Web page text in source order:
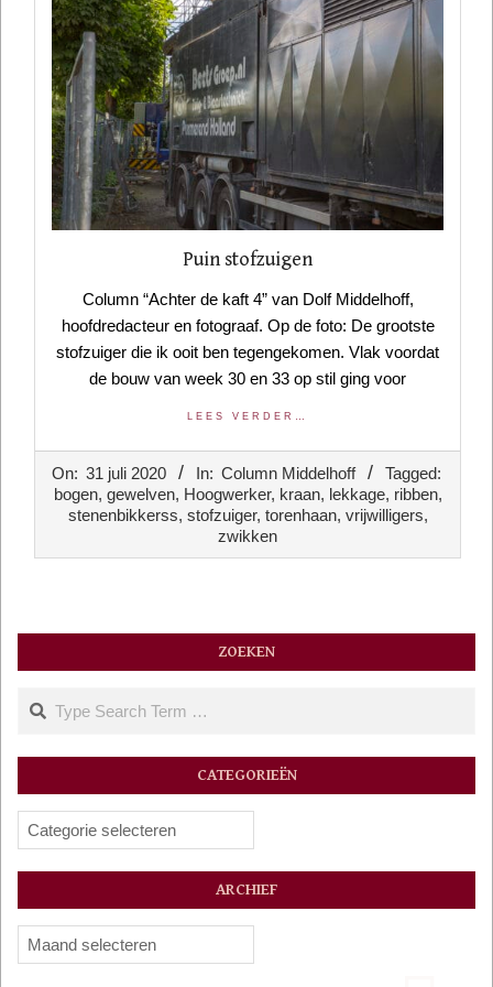
Puin stofzuigen
Column “Achter de kaft 4” van Dolf Middelhoff,
hoofdredacteur en fotograaf. Op de foto: De grootste
stofzuiger die ik ooit ben tegengekomen. Vlak voordat
de bouw van week 30 en 33 op stil ging voor
LEES VERDER…
07-
On: 31 juli 2020 In: Column Middelhoff
Tagged:
bogen, gewelven, Hoogwerker, kraan, lekkage, ribben,
stenenbikkerss, stofzuiger, torenhaan, vrijwilligers,
zwikken
ZOEKEN
Search
CATEGORIEËN
Categorieën
ARCHIEF
Archief